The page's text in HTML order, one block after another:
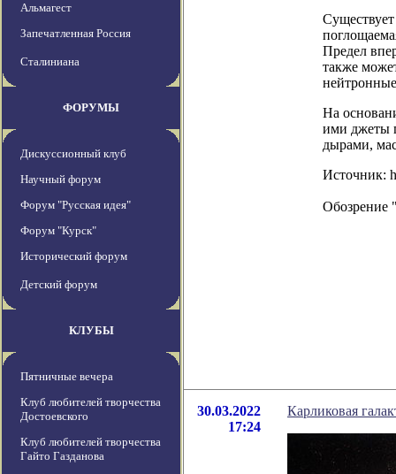
Альмагест
Запечатленная Россия
Сталиниана
ФОРУМЫ
Дискуссионный клуб
Научный форум
Форум "Русская идея"
Форум "Курск"
Исторический форум
Детский форум
КЛУБЫ
Пятничные вечера
Клуб любителей творчества
Достоевского
Клуб любителей творчества
Гайто Газданова
Существует
Предел
также
На
ими джеты
дырами,
Источник:
Обозрение
30.03.2022
17:24
Карликовая